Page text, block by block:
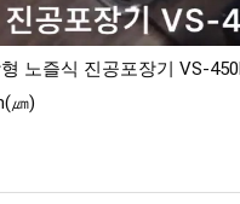
노즐식 진공포장기 VS-
㎛)